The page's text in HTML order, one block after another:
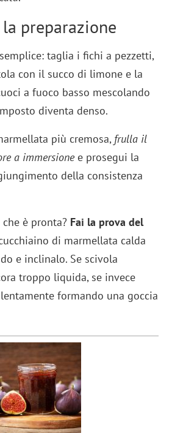
preparazione
taglia i fichi a pezzetti,
con il succo di limone e la
a fuoco basso mescolando
diventa denso.
più cremosa, frulla il
a immersionee prosegui la
della consistenza
è pronta? Fai la prova del
di marmellata calda
e inclinalo. Se scivola
troppo liquida, se invece
formando una goccia